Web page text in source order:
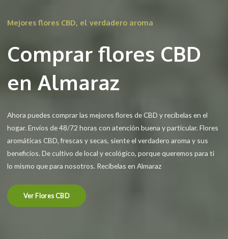
Mejores flores CBD, el verdadero aroma
Comprar flores CBD
en Almaraz
Ahora puedes comprar las mejores flores de CBD y recíbelas en el
hogar. Envíos de 48/72 horas con atención buena y particular. Flores
aromáticas CBD, frescas y secas, siente el verdadero aroma y sus
beneficios. De cultivo de local y ecológico, porque queremos para ti
lo mismo que para nosotros. Recíbelas en Almaraz
Ver Flores CBD